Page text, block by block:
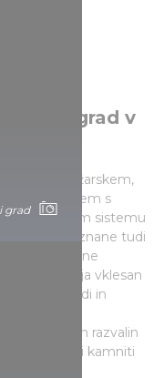
grad
grad v
na Madžarskem,
obzidjem s
zapletenem sistemu
so znane tudi
ne
del obzidja vklesan
prehodi in
Do grajskih razvalin
po čudoviti kamniti